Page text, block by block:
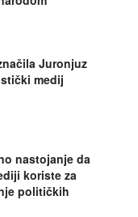
Juronjuz
medij
nastojanje da
koriste za
političkih